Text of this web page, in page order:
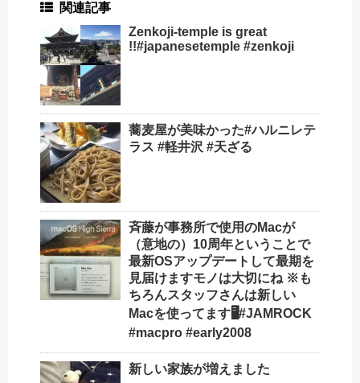
関連記事
Zenkoji-temple is great
!!#japanesetemple #zenkoji
蕎麦屋が美味かった#ハルニレテ
ラス #軽井沢 #天ざる
斉藤が事務所で使用のMacが
（意地の）10周年️ということで
最新OSアップデートして最期を
見届けますモノは大切にね ※も
ちろんスタッフさんは新しい
Macを使ってます🖥#JAMROCK
#macpro #early2008
新しい家族が増えました